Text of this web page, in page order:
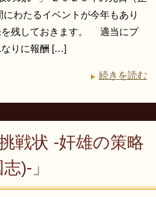
わたるイベントが今年もあり
を残しておきます。 適当にプ
なりに報酬 […]
続きを読む
戦状 -奸雄の策略
)-」